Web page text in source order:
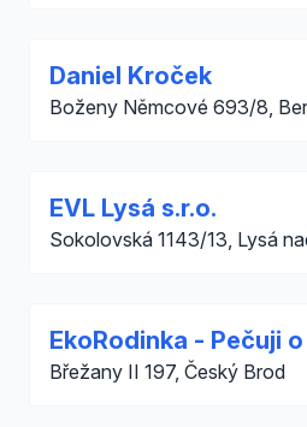
Daniel Kroček
Boženy Němcové 693/8,
EVL Lysá s.r.o.
Sokolovská 1143/13, Lysá
EkoRodinka - Pečuji
Břežany II 197, Český Brod